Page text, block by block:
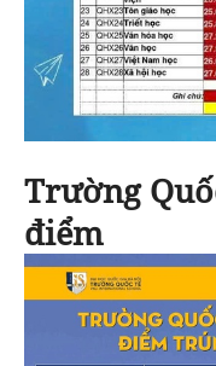
Trường
điểm